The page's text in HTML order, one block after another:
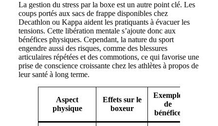
La gestion du stress par la boxe est un autre point clé. Les
coups portés aux sacs de frappe disponibles chez
Decathlon ou Kappa aident les pratiquants à évacuer les
tensions. Cette libération mentale s’ajoute donc aux
bénéfices physiques. Cependant, la nature du sport
engendre aussi des risques, comme des blessures
articulaires répétées et des commotions, ce qui favorise une
prise de conscience croissante chez les athlètes à propos de
leur santé à long terme.
Aspect
physique
Effets sur le
boxeur
Exemple
de
bénéfice